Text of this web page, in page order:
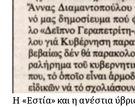
Η «Εστία» και η ανέστια